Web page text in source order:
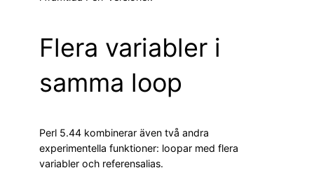
Flera variabler i
samma loop
Perl 5.44 kombinerar även två andra
experimentella funktioner: loopar med flera
variabler och referensalias.